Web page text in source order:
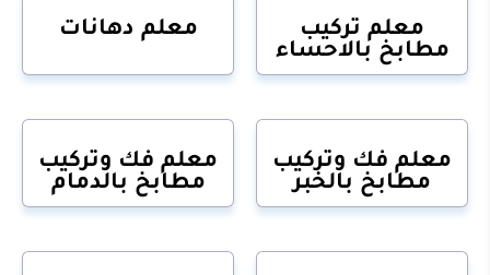
معلم تركيب
مطابخ بالاحساء
معلم دهانات
معلم فك وتركيب
مطابخ بالخبر
معلم فك وتركيب
مطابخ بالدمام